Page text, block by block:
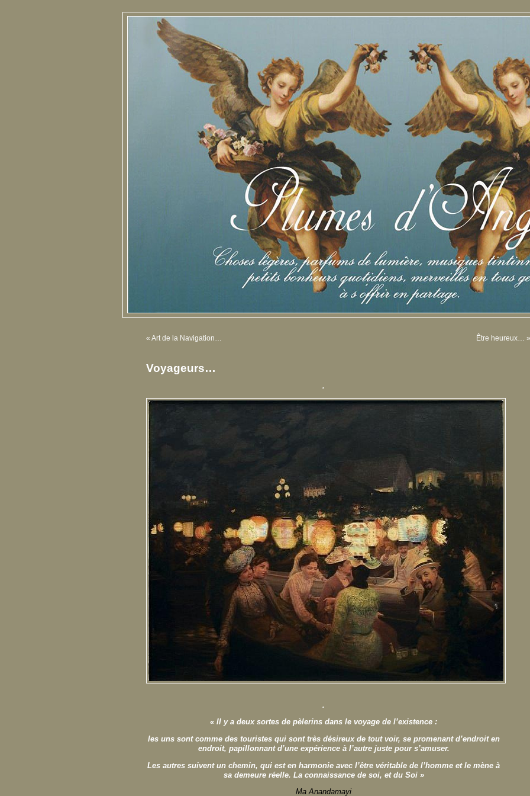
« Art de la Navigation… Être heureux… »
Voyageurs…
.
.
« Il y a deux sortes de pèlerins dans le voyage de l’existence :
les uns sont comme des touristes qui sont très désireux de tout voir, se promenant d’endroit en
endroit, papillonnant d’une expérience à l’autre juste pour s’amuser.
Les autres suivent un chemin, qui est en harmonie avec l’être véritable de l’homme et le mène à
sa demeure réelle. La connaissance de soi, et du Soi »
Ma Anandamayi